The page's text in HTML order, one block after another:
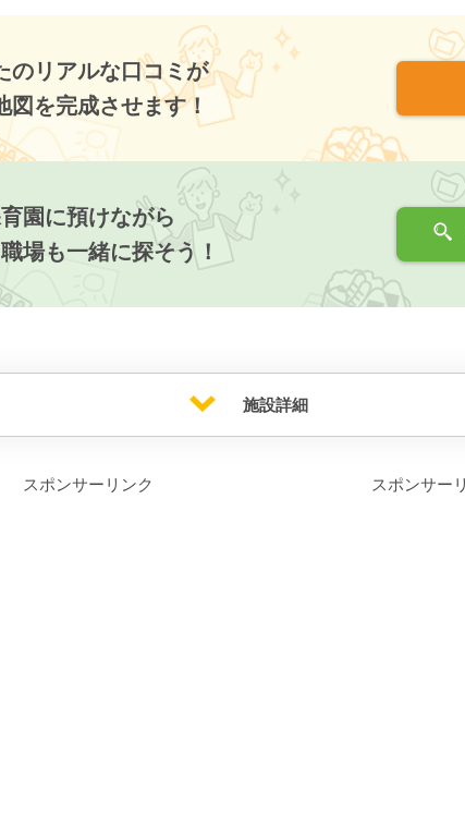
のリアルな口コミが
図を完成させます！
園に預けながら
場も一緒に探そう！
施設詳細
スポンサーリンク スポンサー